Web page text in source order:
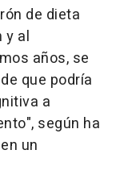
de dieta
y al
años, se
que podría
a
según ha
un